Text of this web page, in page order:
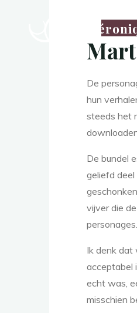
thérapeuteMart
De
hun
steeds het
De bundel
geliefd
vijver die
personages.
Ik denk dat
acceptabel
echt was,
misschien